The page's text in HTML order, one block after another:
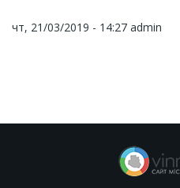
чт, 21/03/2019 - 14:27 admin